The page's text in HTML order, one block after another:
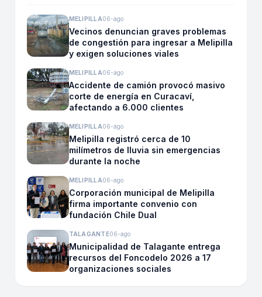
MELIPILLA06-ago
Vecinos denuncian graves problemas
de congestión para ingresar a Melipilla
y exigen soluciones viales
MELIPILLA06-ago
Accidente de camión provocó masivo
corte de energía en Curacaví,
afectando a 6.000 clientes
MELIPILLA06-ago
Melipilla registró cerca de 10
milímetros de lluvia sin emergencias
durante la noche
MELIPILLA06-ago
Corporación municipal de Melipilla
firma importante convenio con
fundación Chile Dual
TALAGANTE06-ago
Municipalidad de Talagante entrega
recursos del Foncodelo 2026 a 17
organizaciones sociales